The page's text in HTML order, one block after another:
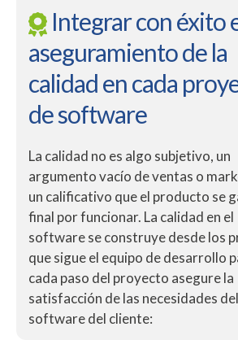
Integrar con éxito
aseguramiento de la
calidad en cada
de software
La calidad no es algo subjetivo, un
argumento vacío de ventas o
un calificativo que el producto se
final por funcionar. La calidad en el
software se construye desde los
que sigue el equipo de desarrollo
cada paso del proyecto asegure la
satisfacción de las necesidades del
software del cliente: